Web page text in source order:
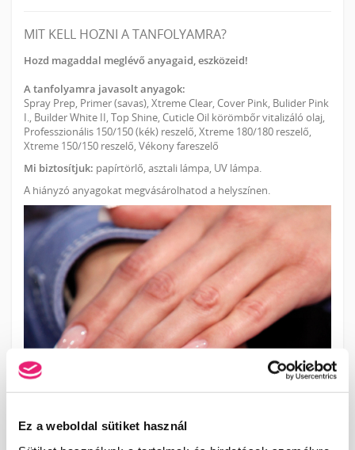
Ez a weboldal sütiket használ
MIT KELL HOZNI A TANFOLYAMRA?
Hozd magaddal meglévő anyagaid, eszközeid!
A tanfolyamra javasolt anyagok:
Spray Prep, Primer (savas), Xtreme Clear, Cover Pink, Bulider Pink
I., Builder White II, Top Shine, Cuticle Oil körömbőr vitalizáló olaj,
Professzionális 150/150 (kék) reszelő, Xtreme 180/180 reszelő,
Xtreme 150/150 reszelő, Vékony fareszelő
Mi biztosítjuk: papírtörlő, asztali lámpa, UV lámpa.
A hiányzó anyagokat megvásárolhatod a helyszínen.